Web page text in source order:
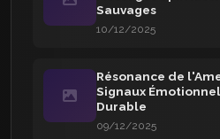
Sauvages
10/12/2025
Résonance de
Signaux
Durable
09/12/2025